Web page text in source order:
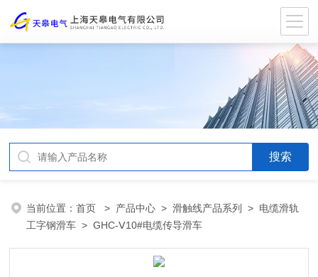
当前位置：首页 > 产品中心 >滑触线产品系列 > 电缆滑轨
工字钢滑车 > GHC-Ⅴ10#电缆传导滑车